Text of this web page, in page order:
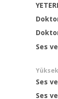
Ses
Ses
Ses